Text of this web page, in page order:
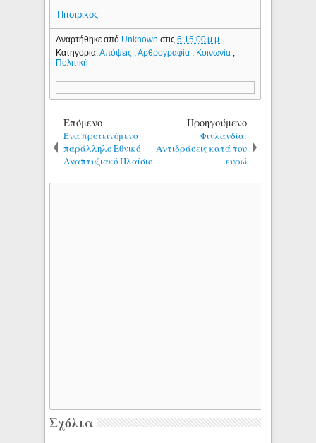
Πιτσιρίκος
Αναρτήθηκε από Unknownστις6:15:00 μ.μ.
Κατηγορία:Απόψεις ,Αρθρογραφία , Κοινωνία ,
Πολιτική
Επόμενο
Ένα προτεινόμενο
παράλληλο Εθνικό
Αναπτυξιακό Πλαίσιο
Προηγούμενο
Φινλανδία:
Aντιδράσεις κατά του
ευρώ
Σχόλια